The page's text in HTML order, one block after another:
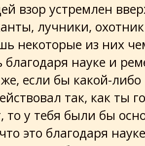
взор устремлен
лучники,
некоторые из них
благодаря науке и
если бы какой-
так, как ты
то у тебя были бы
это благодаря